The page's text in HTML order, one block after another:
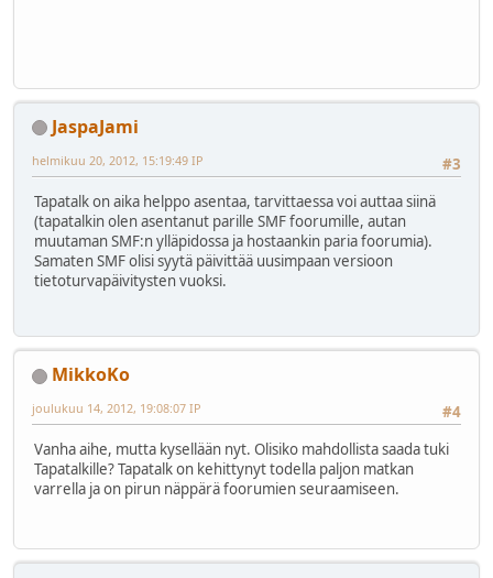
JaspaJami
#3
helmikuu 20, 2012, 15:19:49 IP
Tapatalk on aika helppo asentaa, tarvittaessa voi auttaa siinä
(tapatalkin olen asentanut parille SMF foorumille, autan
muutaman SMF:n ylläpidossa ja hostaankin paria foorumia).
Samaten SMF olisi syytä päivittää uusimpaan versioon
tietoturvapäivitysten vuoksi.
MikkoKo
#4
joulukuu 14, 2012, 19:08:07 IP
Vanha aihe, mutta kysellään nyt. Olisiko mahdollista saada tuki
Tapatalkille? Tapatalk on kehittynyt todella paljon matkan
varrella ja on pirun näppärä foorumien seuraamiseen.